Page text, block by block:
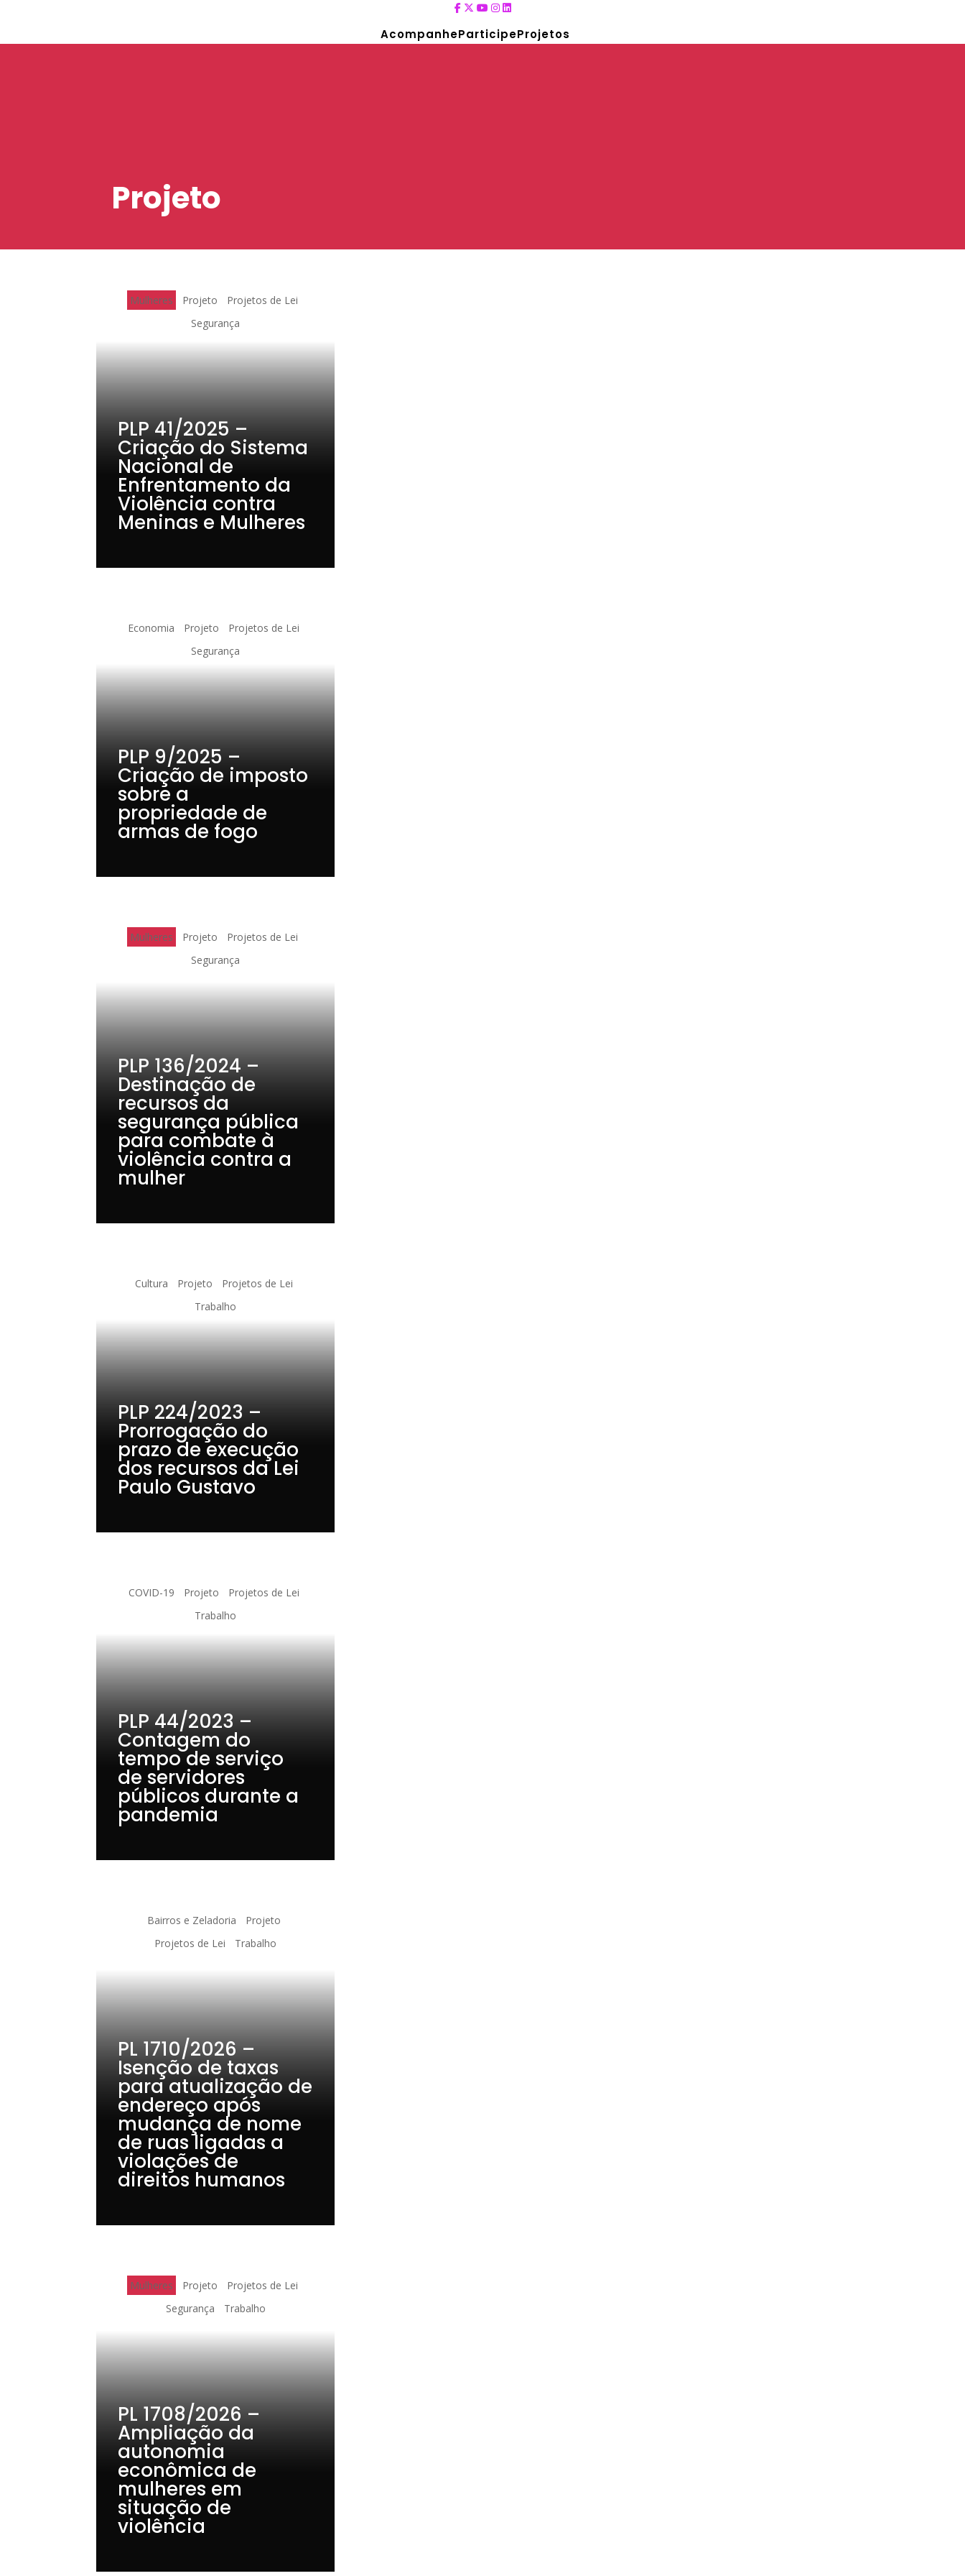
AcompanheParticipeProjetos
Projeto
Mulheres Projeto
Projetos de Lei
Segurança
PLP 41/2025 –
Criação do Sistema
Nacional de
Enfrentamento da
Violência contra
Meninas e Mulheres
Economia Projeto
Projetos de Lei
Segurança
PLP 9/2025 –
Criação de imposto
sobre a
propriedade de
armas de fogo
Mulheres Projeto
Projetos de Lei
Segurança
PLP 136/2024 –
Destinação de
recursos da
segurança pública
para combate à
violência contra a
mulher
Cultura Projeto
Projetos de Lei
Trabalho
PLP 224/2023 –
Prorrogação do
prazo de execução
dos recursos da Lei
Paulo Gustavo
COVID-19 Projeto
Projetos de Lei
Trabalho
PLP 44/2023 –
Contagem do
tempo de serviço
de servidores
públicos durante a
pandemia
Bairros e Zeladoria
Projeto
Projetos de Lei
Trabalho
PL 1710/2026 –
Isenção de taxas
para atualização de
endereço após
mudança de nome
de ruas ligadas a
violações de
direitos humanos
Mulheres Projeto
Projetos de Lei
Segurança
Trabalho
PL 1708/2026 –
Ampliação da
autonomia
econômica de
mulheres em
situação de
violência